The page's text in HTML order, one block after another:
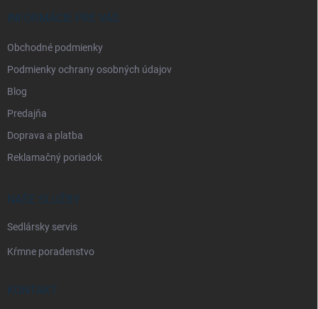
INFORMÁCIE PRE VÁS
Obchodné podmienky
Podmienky ochrany osobných údajov
Blog
Predajňa
Doprava a platba
Reklamačný poriadok
NAŠE SLUŽBY
Sedlársky servis
Kŕmne poradenstvo
KONTAKT